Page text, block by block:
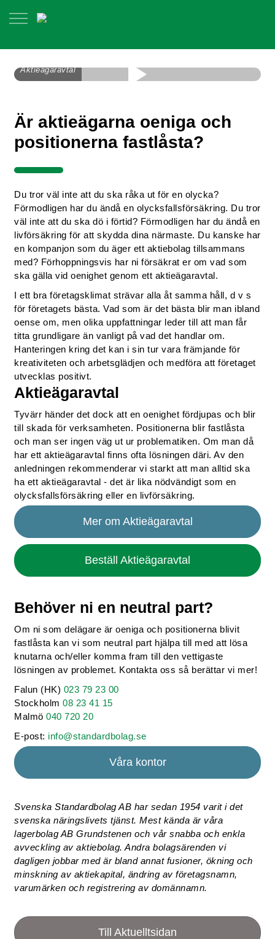
Aktieägaravtal
Är aktieägarna oeniga och
positionerna fastlåsta?
Du tror väl inte att du ska råka ut för en olycka?
Förmodligen har du ändå en olycksfallsförsäkring. Du tror
väl inte att du ska dö i förtid? Förmodligen har du ändå en
livförsäkring för att skydda dina närmaste. Du kanske har
en kompanjon som du äger ett aktiebolag tillsammans
med? Förhoppningsvis har ni försäkrat er om vad som
ska gälla vid oenighet genom ett aktieägaravtal.
I ett bra företagsklimat strävar alla åt samma håll, d v s
för företagets bästa. Vad som är det bästa blir man ibland
oense om, men olika uppfattningar leder till att man får
titta grundligare än vanligt på vad det handlar om.
Hanteringen kring det kan i sin tur vara främjande för
kreativiteten och arbetsglädjen och medföra att företaget
utvecklas positivt.
Aktieägaravtal
Tyvärr händer det dock att en oenighet fördjupas och blir
till skada för verksamheten. Positionerna blir fastlåsta
och man ser ingen väg ut ur problematiken. Om man då
har ett aktieägaravtal finns ofta lösningen däri. Av den
anledningen rekommenderar vi starkt att man alltid ska
ha ett aktieägaravtal - det är lika nödvändigt som en
olycksfallsförsäkring eller en livförsäkring.
Mer om Aktieägaravtal
Beställ Aktieägaravtal
Behöver ni en neutral part?
Om ni som delägare är oeniga och positionerna blivit
fastlåsta kan vi som neutral part hjälpa till med att lösa
knutarna och/eller komma fram till den vettigaste
lösningen av problemet. Kontakta oss så berättar vi mer!
Falun (HK) 023 79 23 00
Stockholm08 23 41 15
Malmö040 720 20
E-post: info@standardbolag.se
Våra kontor
Svenska Standardbolag AB har sedan 1954 varit i det
svenska näringslivets tjänst. Mest kända är våra
lagerbolag AB Grundstenen och vår snabba och enkla
avveckling av aktiebolag. Andra bolagsärenden vi
dagligen jobbar med är bland annat fusioner, ökning och
minskning av aktiekapital, ändring av företagsnamn,
varumärken och registrering av domännamn.
Till Aktuelltsidan